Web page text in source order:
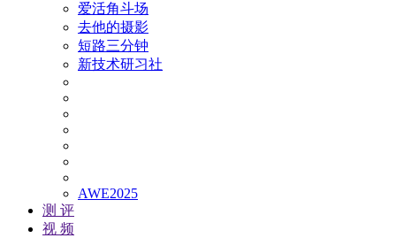
爱活角斗场
去他的摄影
短路三分钟
新技术研习社
AWE2025
测 评
视 频